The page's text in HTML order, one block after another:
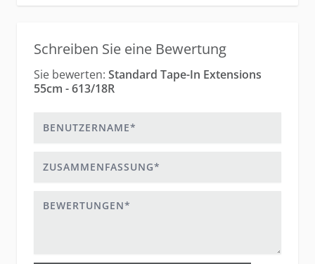
Schreiben Sie eine Bewertung
Sie bewerten: Standard Tape-In Extensions
55cm - 613/18R